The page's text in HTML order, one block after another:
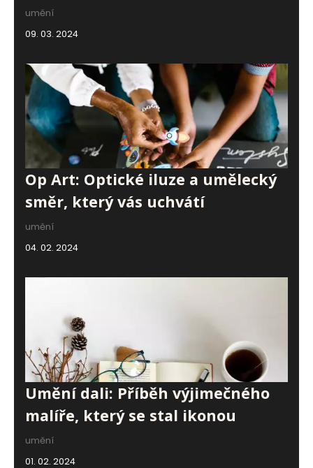
umění
09. 03. 2024
Op Art: Optické iluze a umělecký
směr, který vás uchvátí
umění
04. 02. 2024
Umění dali: Příběh výjimečného
malíře, který se stal ikonou
umění
01. 02. 2024